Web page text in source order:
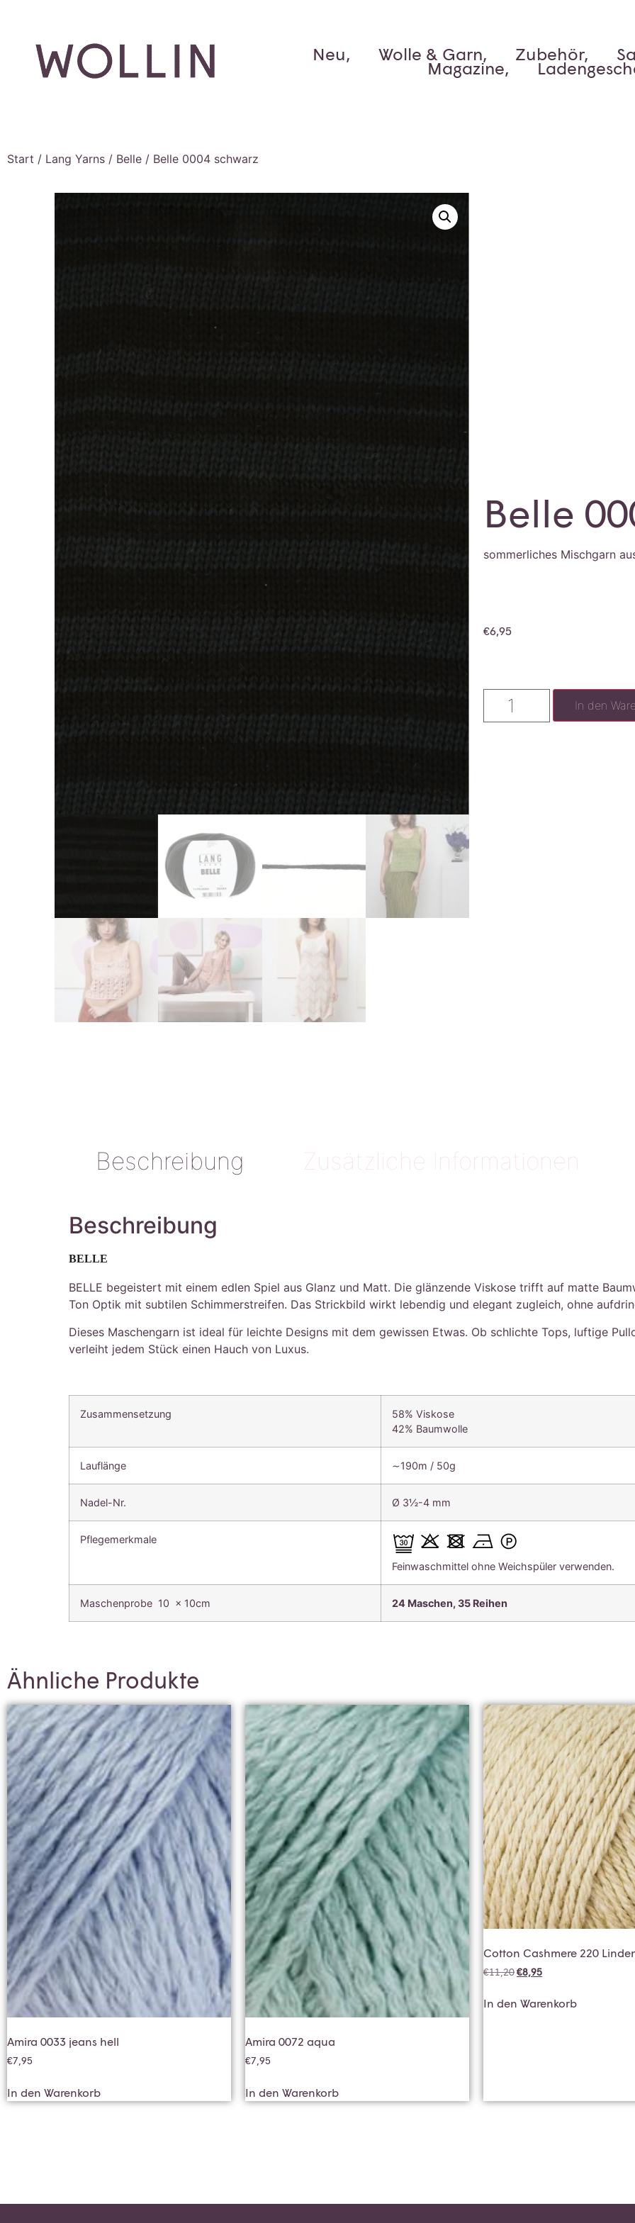
Neu, Wolle & Garn, Zubehör,
Magazine,
Start / Lang Yarns / Belle / Belle 0004 schwarz
Belle
sommerliches Mischgarn
€6,95
In den
Beschreibung Zusätzliche Informationen
Beschreibung
BELLE
BELLE begeistert mit einem edlen Spiel aus Glanz und Matt. Die glänzende Viskose trifft auf matte
Ton Optik mit subtilen Schimmerstreifen. Das Strickbild wirkt lebendig und elegant zugleich, ohne
Dieses Maschengarn ist ideal für leichte Designs mit dem gewissen Etwas. Ob schlichte Tops, luftige
verleiht jedem Stück einen Hauch von Luxus.
Zusammensetzung
58% Viskose
42% Baumwolle
Lauflänge ∼190m / 50g
Nadel-Nr. Ø 3½-4 mm
Pflegemerkmale
Feinwaschmittel ohne Weichspüler verwenden.
Maschenprobe 10 x 10cm 24 Maschen, 35 Reihen
Ähnliche Produkte
Amira 0033 jeans hell
€7,95
In den Warenkorb
Amira 0072 aqua
€7,95
In den Warenkorb
Cotton Cashmere 220
€11,20€8,95
In den Warenkorb